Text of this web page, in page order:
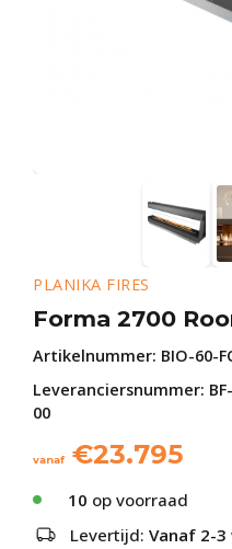
PLANIKA FIRES
Forma 2700
Artikelnummer: BIO-60-
Leveranciersnummer: BF-
00
vanaf €23.795
10 op voorraad
Levertijd: Vanaf 2-3